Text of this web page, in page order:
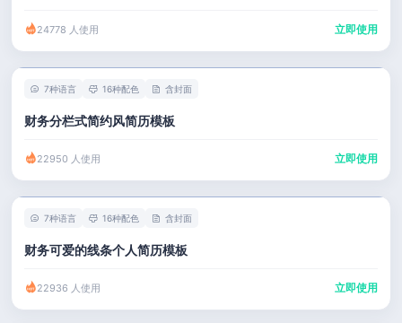
24778 人使用 立即使用
7种语言 16种配色 含封面
财务分栏式简约风简历模板
22950 人使用 立即使用
7种语言 16种配色 含封面
财务可爱的线条个人简历模板
22936 人使用 立即使用